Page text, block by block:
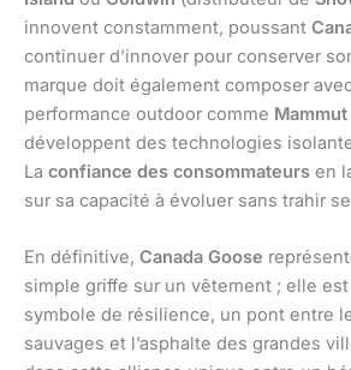
innovent constamment, poussant
continuer d’innover pour conserver
marque doit également composer
performance outdoor comme Mammut
développent des technologies
La confiance des consommateurs en
sur sa capacité à évoluer sans trahir
En définitive, Canada Goose
simple griffe sur un vêtement ; elle
symbole de résilience, un pont entre
sauvages et l’asphalte des grandes